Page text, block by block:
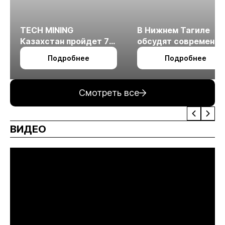
TECH MINING
Казахстан пройдет 7
октября в Алматы
Подробнее
В Нижнем Тагиле
обсудят
технологии
измельчения
Подробнее
Смотреть все
ВИДЕО